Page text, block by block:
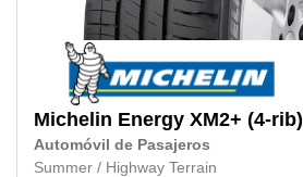
Michelin Energy XM2+ (4-rib)
Automóvil de Pasajeros
Summer / Highway Terrain